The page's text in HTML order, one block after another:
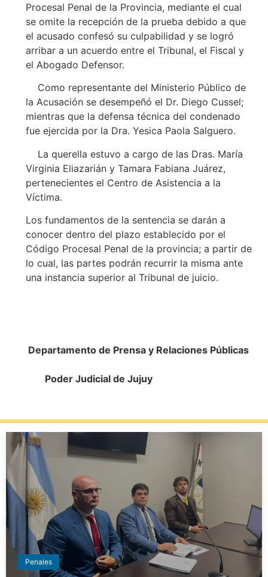
Procesal Penal de la Provincia, mediante el cual
se omite la recepción de la prueba debido a que
el acusado confesó su culpabilidad y se logró
arribar a un acuerdo entre el Tribunal, el Fiscal y
el Abogado Defensor.
Como representante del Ministerio Público de
la Acusación se desempeñó el Dr. Diego Cussel;
mientras que la defensa técnica del condenado
fue ejercida por la Dra. Yesica Paola Salguero.
La querella estuvo a cargo de las Dras. María
Virginia Eliazarián y Tamara Fabiana Juárez,
pertenecientes el Centro de Asistencia a la
Víctima.
Los fundamentos de la sentencia se darán a
conocer dentro del plazo establecido por el
Código Procesal Penal de la provincia; a partir de
lo cual, las partes podrán recurrir la misma ante
una instancia superior al Tribunal de juicio.
Departamento de Prensa y Relaciones Públicas
Poder Judicial de Jujuy
Penales